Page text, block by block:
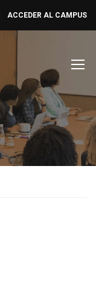
ACCEDER AL CAMPUS